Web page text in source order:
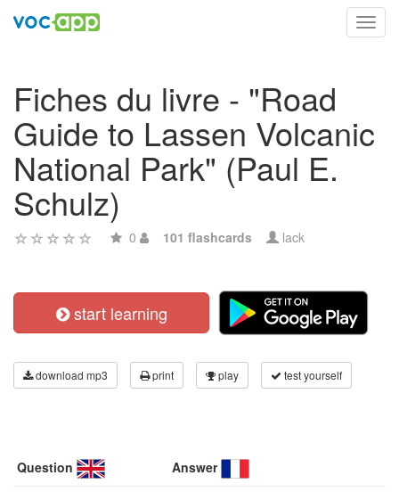
Fiches du livre - "Road
Guide to Lassen Volcanic
National Park" (Paul E.
Schulz)
0 101 flashcards lack
start learning
download mp3 print play test yourself
Question Answer